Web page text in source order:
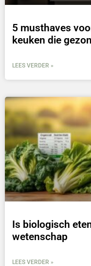
5 musthaves
keuken die
LEES VERDER »
Is biologisch
wetenschap
LEES VERDER »